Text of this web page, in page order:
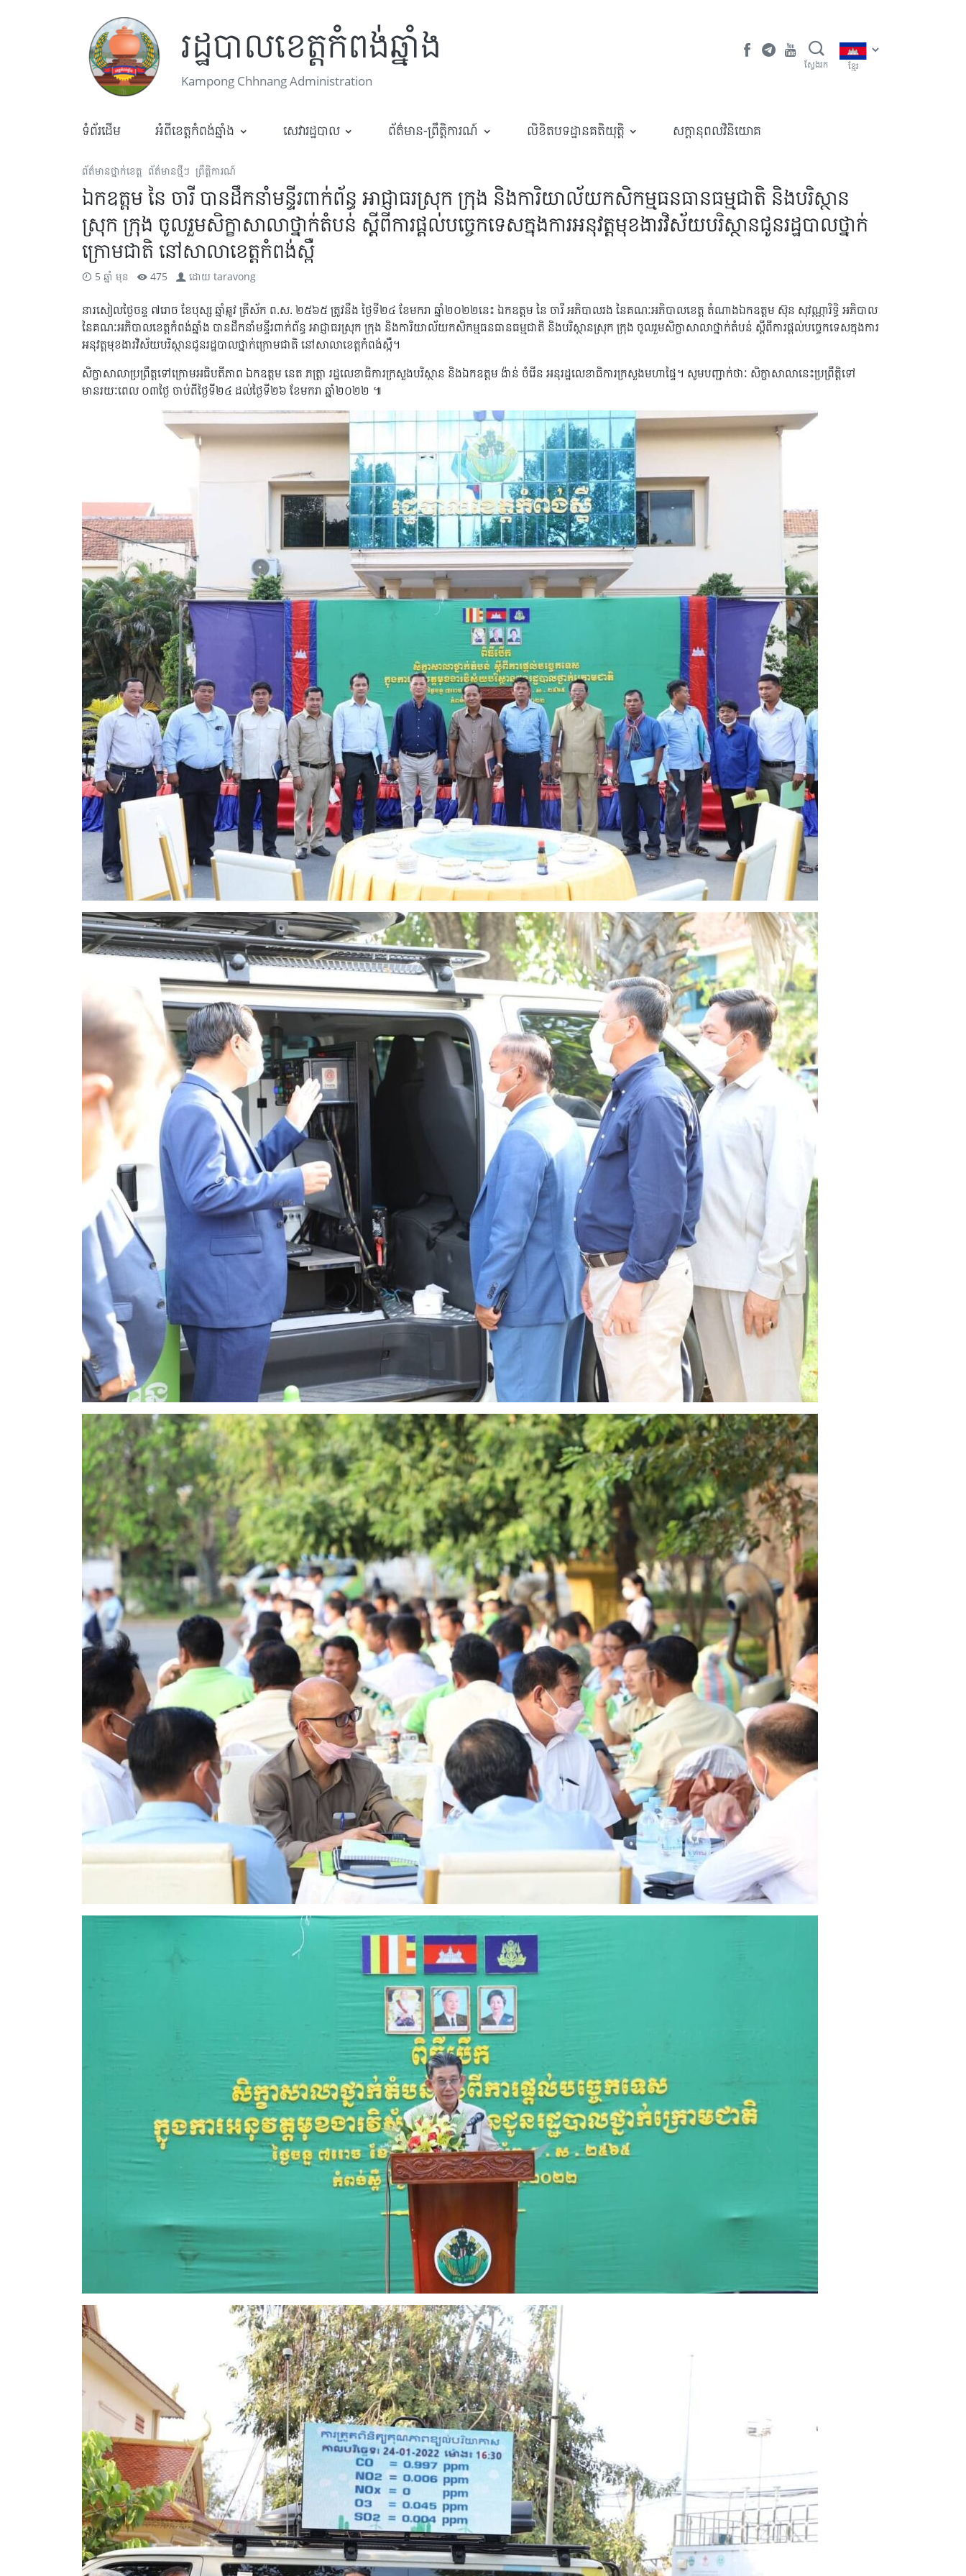
រដ្ឋបាលខេត្តកំពង់ឆ្នាំង
Kampong Chhnang Administration
ស្វែងរក ខ្មែរ
ទំព័រដើម អំពីខេត្តកំពង់ឆ្នាំង សេវារដ្ឋបាល ព័ត៌មាន-ព្រឹត្តិការណ៍ លិខិតបទដ្ឋានគតិយុត្តិ ​សក្តានុពលវិនិយោគ
ព័ត៌មានថ្នាក់ខេត្ត ព័ត៌មានថ្មីៗ ព្រឹត្តិការណ៍
ឯកឧត្តម នៃ ចារី បានដឹកនាំមន្ទីរពាក់ព័ន្ធ អាជ្ញាធរស្រុក ក្រុង និងការិយាល័យកសិកម្មធនធានធម្មជាតិ និងបរិស្ថាន
ស្រុក ក្រុង ចូលរួមសិក្ខាសាលាថ្នាក់តំបន់ ស្តីពីការផ្តល់បច្ចេកទេសក្នុងការអនុវត្តមុខងារវិស័យបរិស្ថានជូនរដ្ឋបាលថ្នាក់
ក្រោមជាតិ នៅសាលាខេត្តកំពង់ស្ពឺ
5 ឆ្នាំ មុន 475 ដោយ taravong
នារសៀលថ្ងៃចន្ទ ៧រោច ខែបុស្ស ឆ្នាំឆ្លូវ ត្រីស័ក ព.ស. ២៥៦៥ ត្រូវនឹង ថ្ងៃទី២៤ ខែមករា ឆ្នាំ២០២២នេះ ឯកឧត្តម នៃ ចារី អភិបាលរង នៃគណៈអភិបាលខេត្ត តំណាងឯកឧត្តម ស៊ុន សុវណ្ណារិទ្ធិ អភិបាល
នៃគណៈអភិបាលខេត្តកំពង់ឆ្នាំង បានដឹកនាំមន្ទីរពាក់ព័ន្ធ អាជ្ញាធរស្រុក ក្រុង និងការិយាល័យកសិកម្មធនធានធម្មជាតិ និងបរិស្ថានស្រុក ក្រុង ចូលរួមសិក្ខាសាលាថ្នាក់តំបន់ ស្តីពីការផ្តល់បច្ចេកទេសក្នុងការ
អនុវត្តមុខងារវិស័យបរិស្ថានជូនរដ្ឋបាលថ្នាក់ក្រោមជាតិ នៅសាលាខេត្តកំពង់ស្ពឺ។
សិក្ខាសាលាប្រព្រឹត្តទៅក្រោមអធិបតីភាព ឯកឧត្តម នេត ភត្ត្រា រដ្ឋលេខាធិការក្រសួងបរិស្ថាន និងឯកឧត្តម ង៉ាន់ ចំរើន អនុរដ្ឋលេខាធិការក្រសួងមហាផ្ទៃ។ សូមបញ្ជាក់ថាៈ សិក្ខាសាលានេះប្រព្រឹត្តិទៅ
មានរយៈពេល ០៣ថ្ងៃ ចាប់ពីថ្ងៃទី២៤ ដល់ថ្ងៃទី២៦ ខែមករា ឆ្នាំ២០២២ ៕